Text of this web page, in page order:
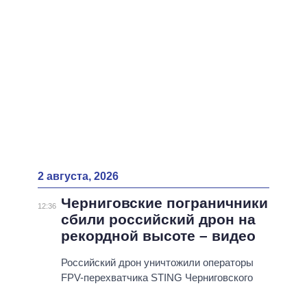
2 августа, 2026
12:36
Черниговские пограничники
сбили российский дрон на
рекордной высоте – видео
Российский дрон уничтожили операторы
FPV-перехватчика STING Черниговского